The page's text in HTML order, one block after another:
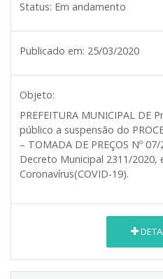
Status: Em andamento
Publicado em: 25/03/2020
Objeto:
PREFEITURA MUNICIPAL
público a suspensão do
– TOMADA DE PREÇOS Nº
Decreto Municipal 2311/
Coronavírus(COVID-19).